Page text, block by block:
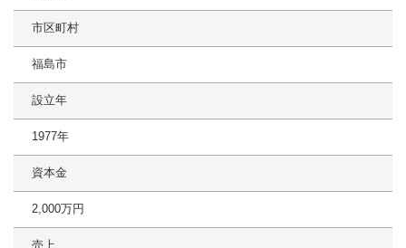
市区町村
福島市
設立年
1977年
資本金
2,000万円
売上